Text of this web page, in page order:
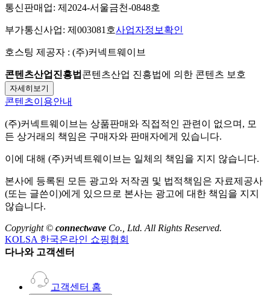
통신판매업: 제2024-서울금천-0848호
부가통신사업: 제003081호사업자정보확인
호스팅 제공자 : (주)커넥트웨이브
콘텐츠산업진흥법 콘텐츠산업 진흥법에 의한 콘텐츠 보호
자세히보기
콘텐츠이용안내
(주)커넥트웨이브 는 상품판매와 직접적인 관련이 없으며, 모
든 상거래의 책임은 구매자와 판매자에게 있습니다.
이에 대해 (주)커넥트웨이브 는 일체의 책임을 지지 않습니다.
본사에 등록된 모든 광고와 저작권 및 법적책임은 자료제공사
(또는 글쓴이)에게 있으므로 본사는 광고에 대한 책임을 지지
않습니다.
Copyright © connectwave Co., Ltd. All Rights Reserved.
KOLSA 한국온라인 쇼핑협회
다나와 고객센터
고객센터 홈